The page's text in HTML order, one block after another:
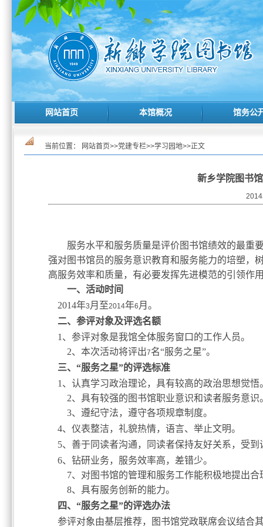
网站首页 本馆概况 馆务公
当前位置： 网站首页>>党建专栏>>学习园地>>正文
新乡学院图书
服务水平和服务质量是评价图书馆绩效的最重
强对图书馆员的服务意识教育和服务能力的培塑，
高服务效率和质量，有必要发挥先进模范的引领作
一、活动时间
2014年3 月至2014年6 月。
二、参评对象及评选名额
1 、参评对象是我馆全体服务窗口的工作人员。
2、本次活动将评出7名“服务之星”。
三、“服务之星”的评选标准
1 、认真学习政治理论，具有较高的政治思想觉悟
2、具有较强的图书馆职业意识和读者服务意识
3、遵纪守法，遵守各项规章制度。
4、仪表整洁，礼貌热情，语言、举止文明。
5、善于同读者沟通，同读者保持友好关系，受到
6、钻研业务，服务效率高，差错少。
7、对图书馆的管理和服务工作能积极地提出合
8、具有服务创新的能力。
四、“服务之星”的评选办法
参评对象由基层推荐，图书馆党政联席会议结合